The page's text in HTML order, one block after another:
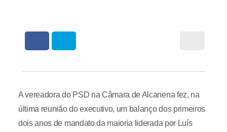
A vereadora do PSD na Câmara de Alcanena fez, na
última reunião do executivo, um balanço dos primeiros
dois anos de mandato da maioria liderada por Luís